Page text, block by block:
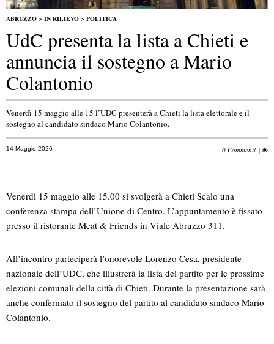
ABRUZZO > IN RILIEVO > POLITICA
UdC presenta la lista a Chieti e
annuncia il sostegno a Mario
Colantonio
Venerdì 15 maggio alle 15 l’UDC presenterà a Chieti la lista elettorale e il
sostegno al candidato sindaco Mario Colantonio.
14 Maggio 2026 0 Commenti |
Venerdì 15 maggio alle 15.00 si svolgerà a Chieti Scalo una
conferenza stampa dell’Unione di Centro. L’appuntamento è fissato
presso il ristorante Meat & Friends in Viale Abruzzo 311.
All’incontro parteciperà l’onorevole Lorenzo Cesa, presidente
nazionale dell’UDC, che illustrerà la lista del partito per le prossime
elezioni comunali della città di Chieti. Durante la presentazione sarà
anche confermato il sostegno del partito al candidato sindaco Mario
Colantonio.